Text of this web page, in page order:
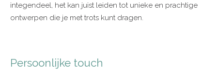
integendeel, het kan juist leiden tot unieke en prachtige
ontwerpen die je met trots kunt dragen.
Persoonlijke touch